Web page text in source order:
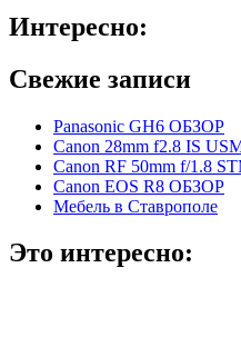
Интересно:
Свежие записи
Panasonic GH6 ОБЗОР
Canon 28mm f2.8 IS
Canon RF 50mm f/1.8
Canon EOS R8 ОБЗОР
Мебель в Ставрополе
Это интересно: